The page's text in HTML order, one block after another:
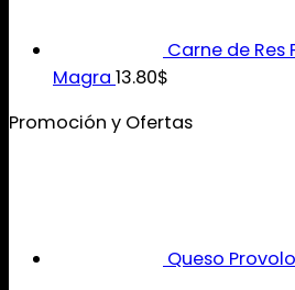
Carne de Res
Magra 13.80$
Promoción y Ofertas
Queso